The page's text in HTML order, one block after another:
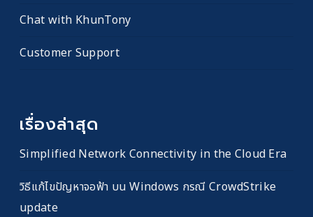
Chat with KhunTony
Customer Support
เรื่องล่าสุด
Simplified Network Connectivity in the Cloud Era
วิธีแก้ไขปัญหาจอฟ้า บน Windows กรณี CrowdStrike
update